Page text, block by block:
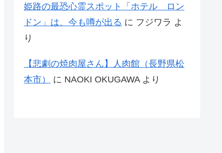
姫路の最恐心霊スポット「ホテル ロン
ドン」は、今も噂が出る に フジワラ よ
り
【悲劇の焼肉屋さん】人肉館（長野県松
本市）
に NAOKI OKUGAWAより